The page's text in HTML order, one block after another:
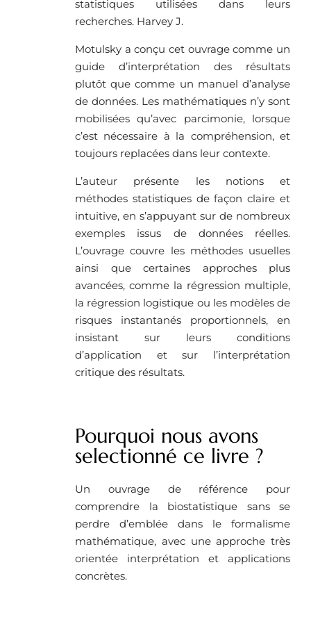
statistiques utilisées dans leurs
recherches. Harvey J.
Motulsky a conçu cet ouvrage comme un
guide d’interprétation des résultats
plutôt que comme un manuel d’analyse
de données. Les mathématiques n’y sont
mobilisées qu’avec parcimonie, lorsque
c’est nécessaire à la compréhension, et
toujours replacées dans leur contexte.
L’auteur présente les notions et
méthodes statistiques de façon claire et
intuitive, en s’appuyant sur de nombreux
exemples issus de données réelles.
L’ouvrage couvre les méthodes usuelles
ainsi que certaines approches plus
avancées, comme la régression multiple,
la régression logistique ou les modèles de
risques instantanés proportionnels, en
insistant sur leurs conditions
d’application et sur l’interprétation
critique des résultats.
Pourquoi nous avons
selectionné ce livre ? ​
Un ouvrage de référence pour
comprendre la biostatistique sans se
perdre d’emblée dans le formalisme
mathématique, avec une approche très
orientée interprétation et applications
concrètes.